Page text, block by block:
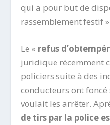
qui a pour but de
rassemblement festif ».
Le « refus
juridique récemment
policiers suite à des
conducteurs ont
voulait les arrêter.
de tirs par la police